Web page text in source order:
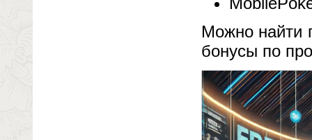
Можно найти
бонусы по